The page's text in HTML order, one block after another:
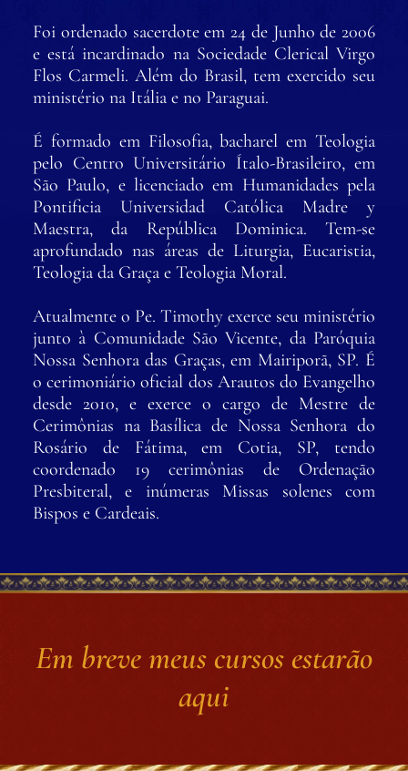
Foi ordenado sacerdote em 24 de Junho de 2006
e está incardinado na Sociedade Clerical Virgo
Flos Carmeli. Além do Brasil, tem exercido seu
ministério na Itália e no Paraguai.
É formado em Filosofia, bacharel em Teologia
pelo Centro Universitário Ítalo-Brasileiro, em
São Paulo, e licenciado em Humanidades pela
Pontificia Universidad Católica Madre y
Maestra, da República Dominica. Tem-se
aprofundado nas áreas de Liturgia, Eucaristia,
Teologia da Graça e Teologia Moral.
Atualmente o Pe. Timothy exerce seu ministério
junto à Comunidade São Vicente, da Paróquia
Nossa Senhora das Graças, em Mairiporã, SP. É
o cerimoniário oficial dos Arautos do Evangelho
desde 2010, e exerce o cargo de Mestre de
Cerimônias na Basílica de Nossa Senhora do
Rosário de Fátima, em Cotia, SP, tendo
coordenado 19 cerimônias de Ordenação
Presbiteral, e inúmeras Missas solenes com
Bispos e Cardeais.
Em breve meus cursos estarão
aqui